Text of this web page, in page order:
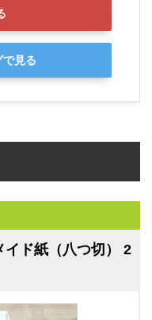
見る
イド紙（八つ切） 2